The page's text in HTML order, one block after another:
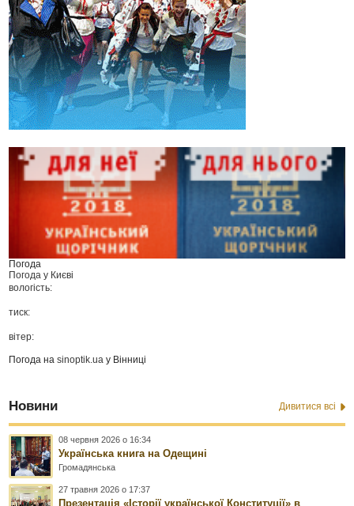
Погода
Погода у Києві
вологість:
тиск:
вітер:
Погода наsinoptik.ua у Вінниці
Новини Дивитися всі
08 червня 2026 о 16:34
Українська книга на Одещині
Громадянська
27 травня 2026 о 17:37
Презентація «Історії української Конституції» в